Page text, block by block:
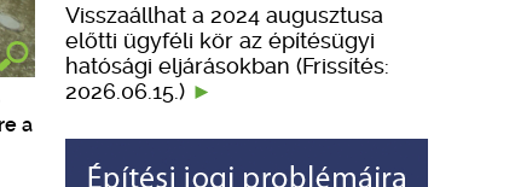
a
Visszaállhat a 2024 augusztusa
előtti ügyféli kör az építésügyi
hatósági eljárásokban (Frissítés:
2026.06.15.)